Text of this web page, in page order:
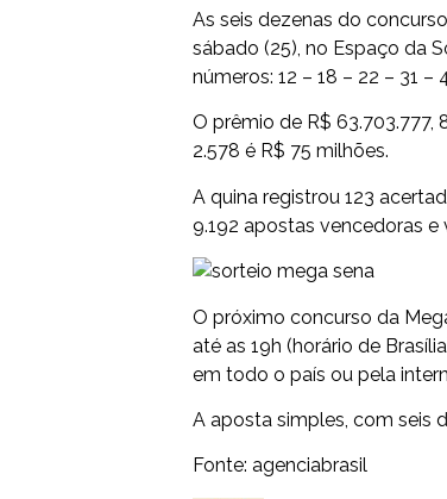
As seis dezenas do
sábado (25), no Espaço da
números: 12 – 18 – 22 – 31 –
O prêmio de R$
2.578 é R$ 75 milhões.
A quina registrou 123
9.192 apostas vencedoras
O próximo concurso da
até as 19h (horário de
em todo o país ou pela
A aposta simples, com seis
Fonte: agenciabrasil